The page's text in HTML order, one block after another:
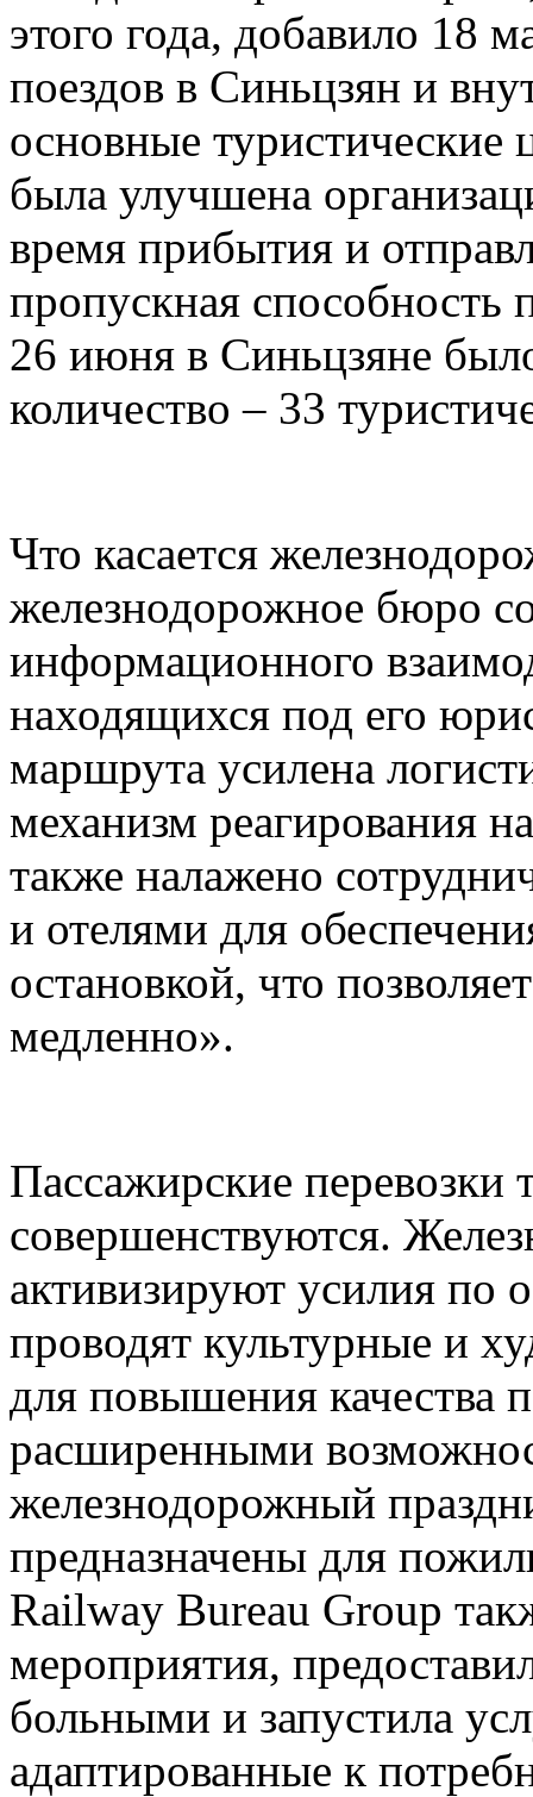
этого года, добавило 18
поездов в Синьцзян и
основные
была улучшена
время прибытия и
пропускная способность
26 июня в Синьцзяне
количество – 33
Что касается
железнодорожное бюро
информационного
находящихся под его
маршрута усилена
механизм реагирования
также налажено
и отелями для
остановкой, что
медленно».
Пассажирские перевозки
совершенствуются.
активизируют усилия по
проводят культурные и
для повышения качества
расширенными
железнодорожный
предназначены для
Railway Bureau Group
мероприятия,
больными и запустила
адаптированные к